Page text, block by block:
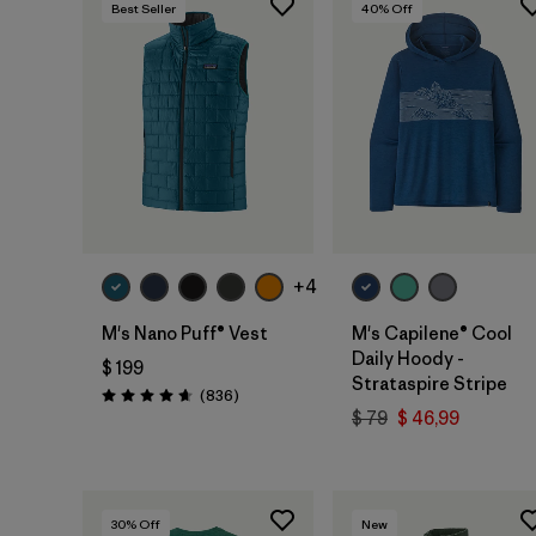
Best Seller
+4
M's Nano Puff® Vest
$ 199
Valoración: 4.7 / 5
(836Comentarios
)
40% Off
M's Capilene® Cool
Daily Hoody -
Strataspire Stripe
$ 79 $ 46,99
30% Off New